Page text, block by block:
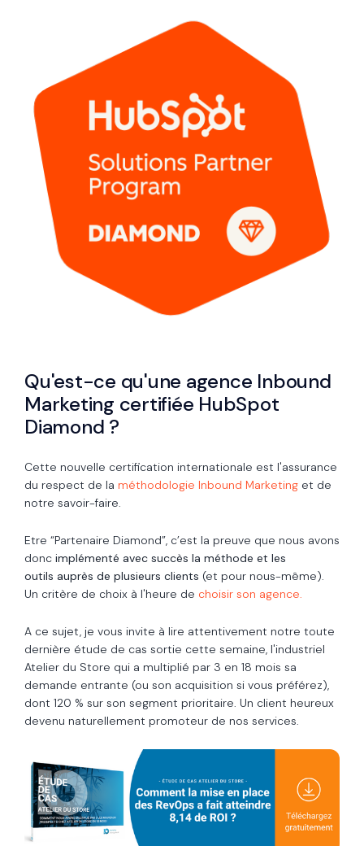
Qu'est-ce qu'une agence Inbound
Marketing certifiée HubSpot
Diamond ?
Cette nouvelle certification internationale est l'assurance
du respect de la méthodologie Inbound Marketing et de
notre savoir-faire.
Etre “Partenaire Diamond”, c’est la preuve que nous avons
donc implémenté avec succès la méthode et les
outils auprès de plusieurs clients (et pour nous-même).
Un critère de choix à l'heure de choisir son agence.
A ce sujet, je vous invite à lire attentivement notre toute
dernière étude de cas sortie cette semaine, l'industriel
Atelier du Store qui a multiplié par 3 en 18 mois sa
demande entrante (ou son acquisition si vous préférez),
dont 120 % sur son segment prioritaire. Un client heureux
devenu naturellement promoteur de nos services.